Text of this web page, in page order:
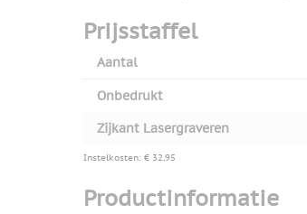
Prijsstaffel
Aantal
Onbedrukt
Zijkant Lasergraveren
Instelkosten: € 32,95
Productinformatie